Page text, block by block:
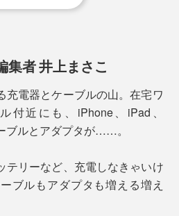
いカタチ。しっかりとiPhone
るメタルボディ。
留めしており、とても頑丈で
集者 井上まさこ
充電器とケーブルの山。在宅ワ
付近にも、iPhone、iPad、
ブルとアダプタが……。
テリーなど、充電しなきゃいけ
ブルもアダプタも増える増え